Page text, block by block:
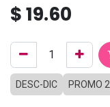
$19.60
DESC-DIC PROMO